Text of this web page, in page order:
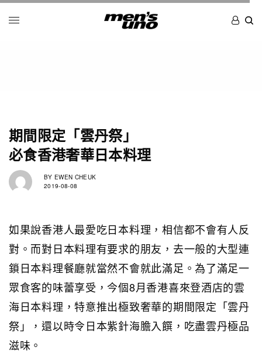
期間限定「雲丹祭」
必食香港奢華日本料理
BY EWEN CHEUK
2019-08-08
如果說香港人最愛吃日本料理，相信都不會有人反
對。而對日本料理有要求的朋友，去一般的大型連
鎖日本料理餐廳就當然不會就此滿足。為了滿足一
眾食客的味蕾享受，今個8月香港喜來登酒店的雲
海日本料理，特意推出極致奢華的期間限定「雲丹
祭」，還以時令日本紫針海膽入饌，吃盡雲丹極品
滋味。